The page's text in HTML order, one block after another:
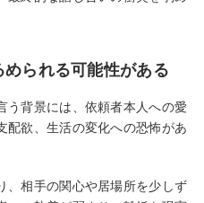
られる可能性がある
う背景には、依頼者本人への愛
配欲、生活の変化への恐怖があ
、相手の関心や居場所を少しず